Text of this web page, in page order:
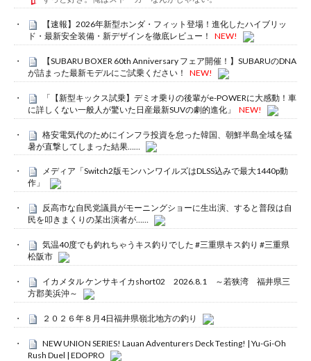
【速報】2026年新型ホンダ・フィット登場！進化したハイブリッ
ド・最新安全装備・新デザインを徹底レビュー！
NEW!
【SUBARU BOXER 60th Anniversary フェア開催！】SUBARUのDNA
が詰まった最新モデルにご試乗ください！
NEW!
「【新型キックス試乗】デミオ乗りの後輩がe-POWERに大感動！車
に詳しくない一般人が驚いた日産最新SUVの劇的進化」
NEW!
格安電気代のためにインフラ投資を怠った韓国、朝鮮半島全域を猛
暑が直撃してしまった結果……
メディア「Switch2版モンハンワイルズはDLSS込みで最大1440p動
作」
反高市な自民党議員がモーニングショーに生出演、すると普段は自
民を叩きまくりの某出演者が……
気温40度でも釣れちゃうキス釣りでした #三重県キス釣り #三重県
松阪市
イカメタル ケンサキイカshort02 2026.8.1 ～若狭湾 福井県三
方郡美浜沖～
２０２６年８月4日福井県嶺北地方の釣り
NEW UNION SERIES! Lauan Adventurers Deck Testing! | Yu-Gi-Oh
Rush Duel | EDOPRO